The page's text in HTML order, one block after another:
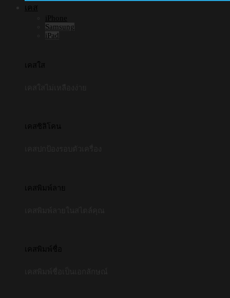
เคส
iPhone
Samsung
iPad
เคสใส
เคสซิลิโคน
เคสพิมพ์ลาย
เคสพิมพ์ชื่อ